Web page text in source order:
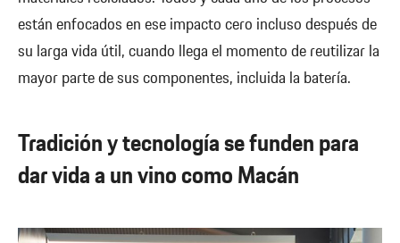
están enfocados en ese impacto cero incluso después de
su larga vida útil, cuando llega el momento de reutilizar la
mayor parte de sus componentes, incluida la batería.
Tradición y tecnología se funden para
dar vida a un vino como Macán